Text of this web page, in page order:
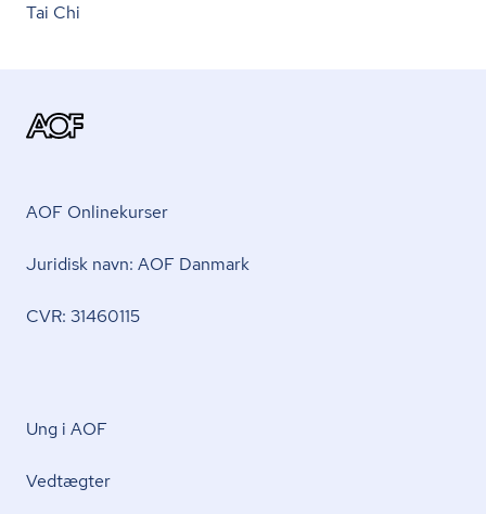
Tai Chi
AOF Onlinekurser
Juridisk navn: AOF Danmark
CVR: 31460115
Ung i AOF
Vedtægter